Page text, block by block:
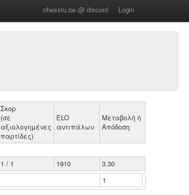
chesstu.be @ discord Login
Σκορ
(σε
αξιολογημένες
παρτίδες)
ELO
αντιπάλων
Μεταβολή ή
Απόδοση
1 / 1 1910
3.30
1